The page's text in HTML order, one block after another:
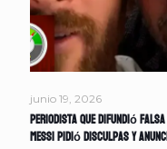
junio 19, 2026
Periodista que difundió
Messi pidió disculpas y